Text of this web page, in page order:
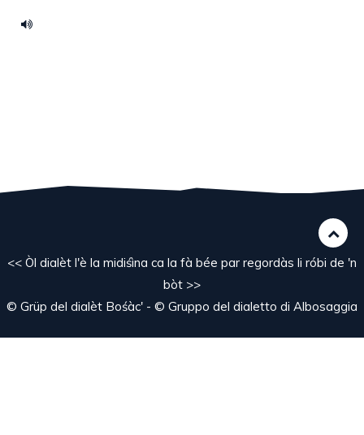
<< Òl dialèt l'è la midiśìna ca la fà bée par regordàs li róbi de 'n
bòt >>
© Grüp del dialèt Bośàc' - © Gruppo del dialetto di Albosaggia